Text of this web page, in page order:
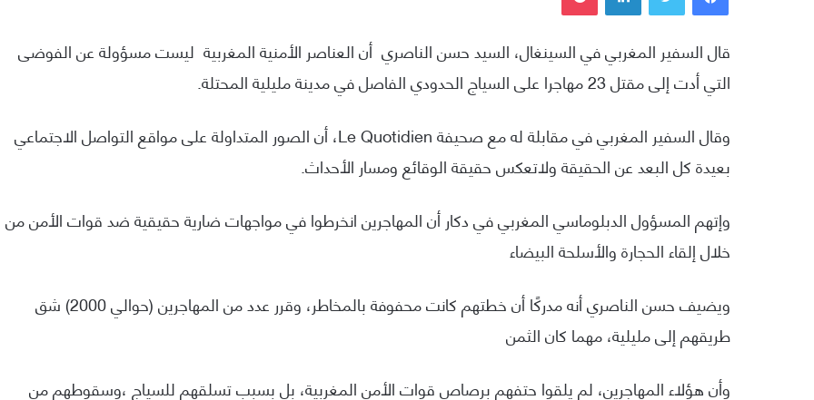
قال السفير المغربي في السينغال، السيد حسن الناصري أن العناصر الأمنية المغربية ليست مسؤولة عن الفوضى
التي أدت إلى مقتل 23 مهاجرا على السياج الحدودي الفاصل في مدينة مليلية المحتلة.
وقال السفير المغربي في مقابلة له مع صحيفة Le Quotidien، أن الصور المتداولة على مواقع التواصل الاجتماعي
بعيدة كل البعد عن الحقيقة ولاتعكس حقيقة الوقائع ومسار الأحداث.
وإتهم المسؤول الدبلوماسي المغربي في دكار أن المهاجرين انخرطوا في مواجهات ضارية حقيقية ضد قوات الأمن من
خلال إلقاء الحجارة والأسلحة البيضاء
ويضيف حسن الناصري أنه مدركًا أن خطتهم كانت محفوفة بالمخاطر، وقرر عدد من المهاجرين (حوالي 2000) شق
طريقهم إلى مليلية، مهما كان الثمن
وأن هؤلاء المهاجرين، لم يلقوا حتفهم برصاص قوات الأمن المغربية، بل بسبب تسلقهم للسياج ،وسقوطهم من